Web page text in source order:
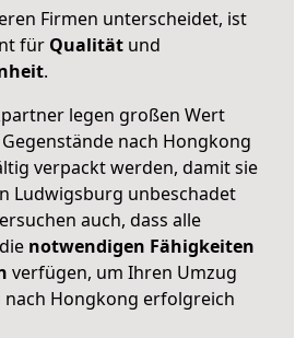
Firmen unterscheidet, ist
für Qualität und
.
legen großen Wert
nach Hongkong
verpackt werden, damit sie
Ludwigsburg unbeschadet
auch, dass alle
notwendigen Fähigkeiten
verfügen, um Ihren Umzug
Hongkong erfolgreich